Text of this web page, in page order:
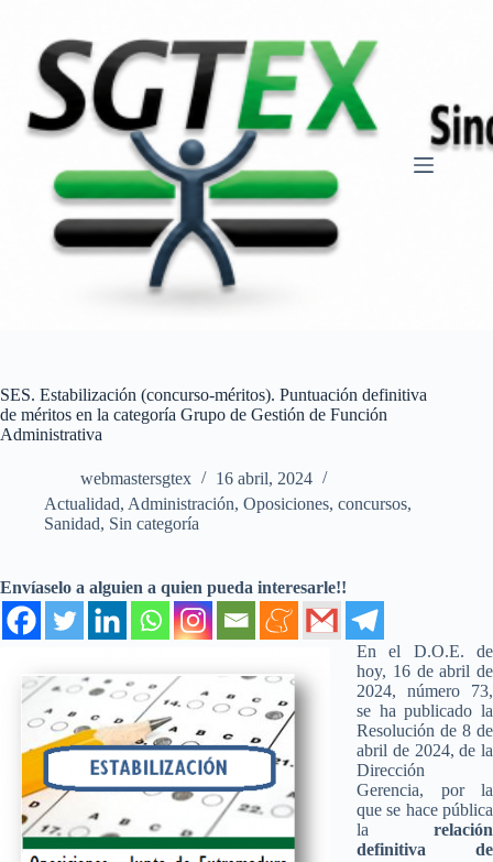
contenido
SES. Estabilización (concurso-méritos). Puntuación definitiva
de méritos en la categoría Grupo de Gestión de Función
Administrativa
webmastersgtex
16 abril, 2024
Actualidad, Administración, Oposiciones, concursos,
Sanidad, Sin categoría
Envíaselo a alguien a quien pueda interesarle!!
En el D.O.E. de
hoy, 16 de abril de
2024, número 73,
se ha publicado la
Resolución de 8 de
abril de 2024, de la
Dirección
Gerencia, por la
que se hace pública
la relación
definitiva de